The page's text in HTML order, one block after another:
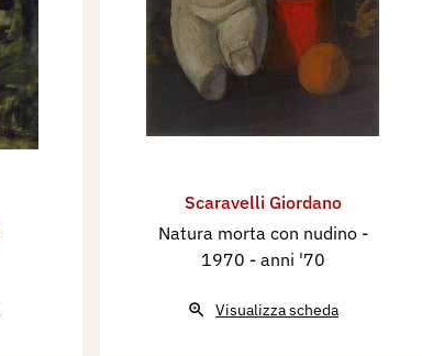
Scaravelli Giordano
Natura morta con nudino -
1970 - anni '70
Visualizza scheda